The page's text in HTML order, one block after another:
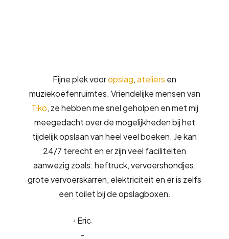
Fijne plek vooropslag,ateliers en
muziekoefenruimtes. Vriendelijke mensen van
Tiko, ze hebben me snel geholpen en met mij
meegedacht over de mogelijkheden bij het
tijdelijk opslaan van heel veel boeken. Je kan
24/7 terecht en er zijn veel faciliteiten
aanwezig zoals: heftruck, vervoershondjes,
grote vervoerskarren, elektriciteit en er is zelfs
een toilet bij de opslagboxen.